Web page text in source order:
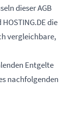
dieser AGB
die
vergleichbare,
Entgelte
nachfolgenden